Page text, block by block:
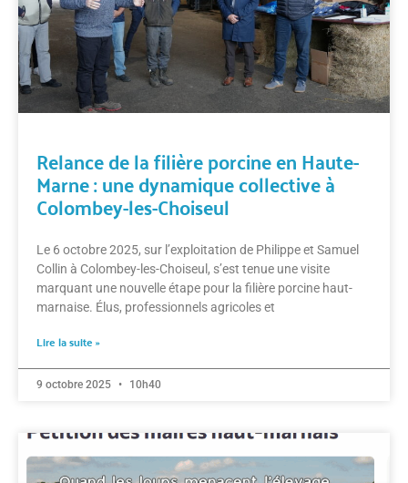
Relance de la filière porcine en Haute-
Marne : une dynamique collective à
Colombey-les-Choiseul
Le 6 octobre 2025, sur l’exploitation de Philippe et Samuel
Collin à Colombey-les-Choiseul, s’est tenue une visite
marquant une nouvelle étape pour la filière porcine haut-
marnaise. Élus, professionnels agricoles et
Lire la suite »
9 octobre 2025 10h40